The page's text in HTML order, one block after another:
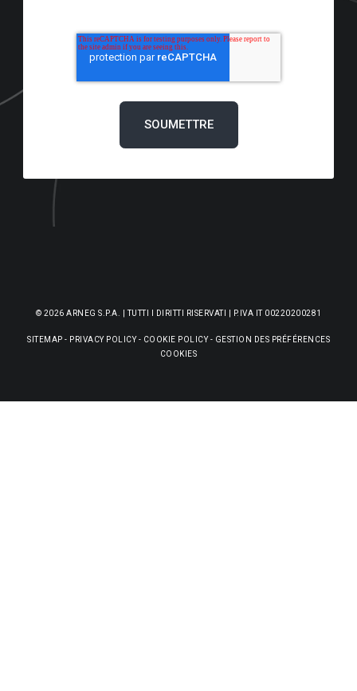
© 2026 ARNEG S.P.A. | TUTTI I DIRITTI RISERVATI | P.IVA IT 00220200281
SITEMAP - PRIVACY POLICY- COOKIE POLICY- GESTION DES PRÉFÉRENCES
COOKIES